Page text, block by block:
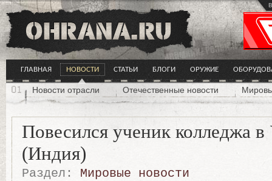
ГЛАВНАЯ НОВОСТИ СТАТЬИ БЛОГИ ОРУЖИЕ
Новости отрасли Отечественные новости
Повесился ученик колледжа
(Индия)
Раздел:
Мировые новости